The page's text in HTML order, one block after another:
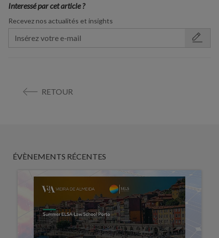
Interessé par cet article ?
Recevez nos actualités et insights
RETOUR
ÉVÈNEMENTS RÉCENTES